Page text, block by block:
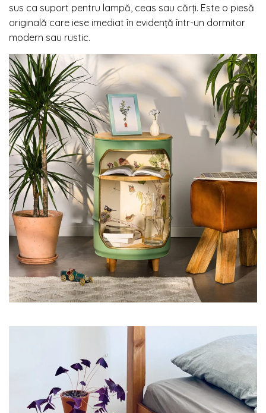
sus ca suport pentru lampă, ceas sau cărți. Este o piesă
originală care iese imediat în evidență într-un dormitor
modern sau rustic.